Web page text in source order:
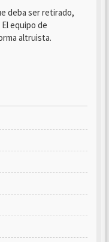
deba ser retirado,
El equipo de
altruista.